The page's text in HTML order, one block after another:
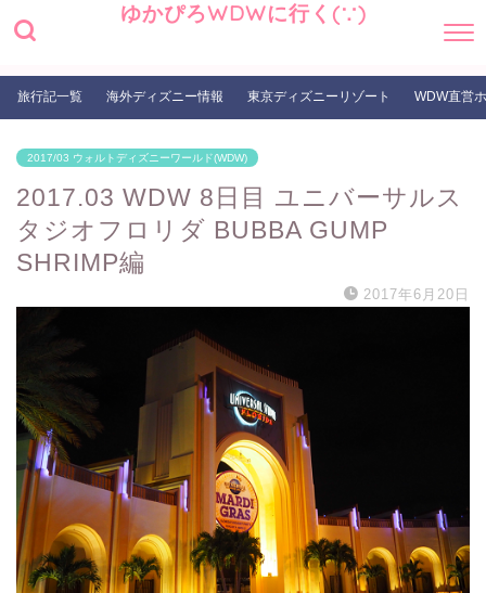
ゆかぴろWDWに行く(∵)
旅行記一覧 海外ディズニー情報 東京ディズニーリゾート WDW直営
2017/03 ウォルトディズニーワールド(WDW)
2017.03 WDW 8日目 ユニバーサルス
タジオフロリダ BUBBA GUMP
SHRIMP編
2017年6月20日